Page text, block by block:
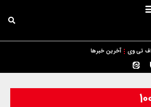
تی وی آخرین خبرها